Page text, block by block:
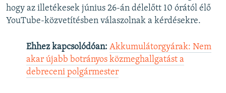
hogy az illetékesek június 26-án délelőtt 10 órától élő
YouTube-közvetítésben válaszolnak a kérdésekre.
Ehhez kapcsolódóan: Akkumulátorgyárak: Nem
akar újabb botrányos közmeghallgatást a
debreceni polgármester